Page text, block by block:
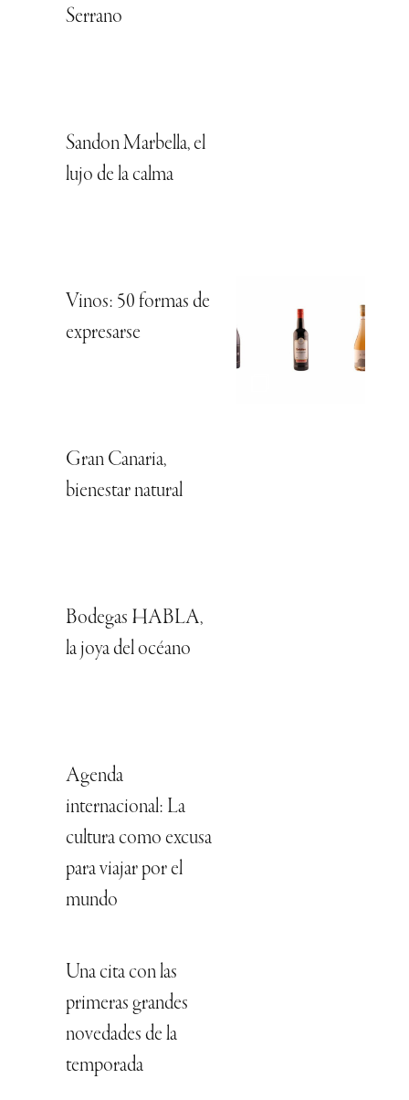
Serrano
Sandon Marbella, el
lujo de la calma
Vinos: 50 formas de
expresarse
Gran Canaria,
bienestar natural
Bodegas HABLA,
la joya del océano
Agenda
internacional: La
cultura como excusa
para viajar por el
mundo
Una cita con las
primeras grandes
novedades de la
temporada